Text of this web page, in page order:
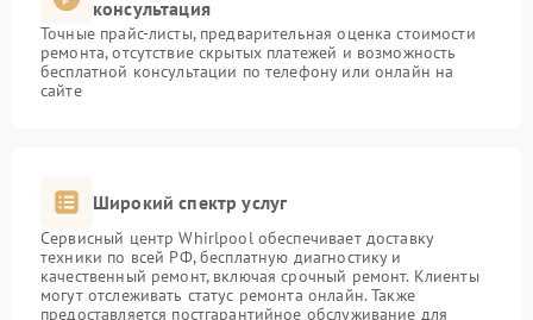
консультация
Точные прайс-листы, предварительная оценка стоимости
ремонта, отсутствие скрытых платежей и возможность
бесплатной консультации по телефону или онлайн на
сайте
Широкий спектр услуг
Сервисный центр Whirlpool обеспечивает доставку
техники по всей РФ, бесплатную диагностику и
качественный ремонт, включая срочный ремонт. Клиенты
могут отслеживать статус ремонта онлайн. Также
предоставляется постгарантийное обслуживание для